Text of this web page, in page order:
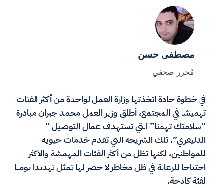
مصطفى حسن
مُحرر صحفي
في خطوة جادة اتخذتها وزارة العمل لواحدة من أكثر الفئات
تهميشا في المجتمع، أطلق وزير العمل محمد جبران مبادرة
“سلامتك تهمنا” التي تستهدف عمال التوصيل ”
الدليفري”. تلك الشريحة التي تقدم خدمات حيوية
للمواطنين، لكنها تظل من أكثر الفئات المهمشة والاكثر
احتياجا للرعاية في ظل مخاطر لا حصر لها تمثل تهديدا يوميا
لفئة كادحة.